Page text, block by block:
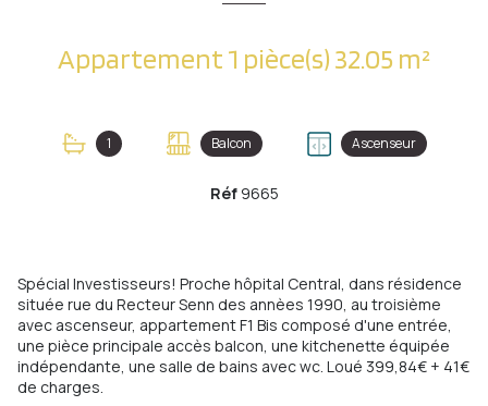
Appartement 1 pièce(s) 32.05 m²
1 Balcon Ascenseur
Réf 9665
Spécial Investisseurs! Proche hôpital Central, dans résidence
située rue du Recteur Senn des annèes 1990, au troisième
avec ascenseur, appartement F1 Bis composé d'une entrée,
une pièce principale accès balcon, une kitchenette équipée
indépendante, une salle de bains avec wc. Loué 399,84€ + 41€
de charges.